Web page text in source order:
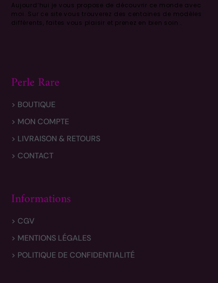
Aujourd’hui je vous propose de découvrir ce monde avec
moi. Sur ce site vous trouverez des centaines de modèles
différents, faites vous plaisir et prenez en bien soin .
Perle Rare
> BOUTIQUE
> MON COMPTE
> LIVRAISON & RETOURS
> CONTACT
Informations
> CGV
> MENTIONS LÉGALES
> POLITIQUE DE CONFIDENTIALITÉ